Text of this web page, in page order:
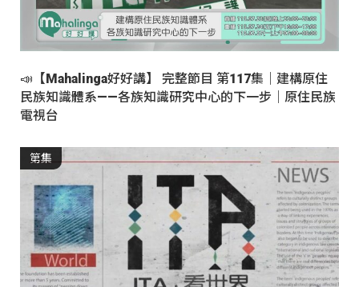
📣【Mahalinga好好講】 完整節目 第117集｜建構原住
民族知識體系——各族知識研究中心的下一步｜原住民族
電視台
第集